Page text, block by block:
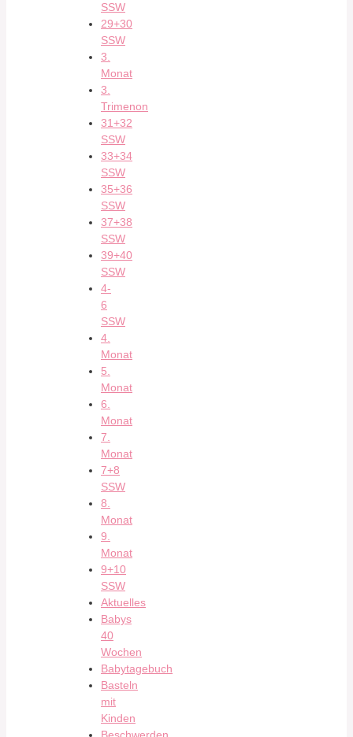
SSW
29+30
SSW
3.
Monat
3.
Trimenon
31+32
SSW
33+34
SSW
35+36
SSW
37+38
SSW
39+40
SSW
4-
6
SSW
4.
Monat
5.
Monat
6.
Monat
7.
Monat
7+8
SSW
8.
Monat
9.
Monat
9+10
SSW
Aktuelles
Babys
40
Wochen
Babytagebuch
Basteln
mit
Kinden